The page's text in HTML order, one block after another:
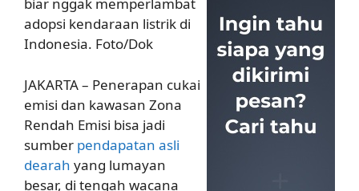
adopsi kendaraan listrik di
Indonesia. Foto/Dok
JAKARTA – Penerapan cukai
emisi dan kawasan Zona
Rendah Emisi bisa jadi
sumber pendapatan asli
dearah yang lumayan
besar, di tengah wacana